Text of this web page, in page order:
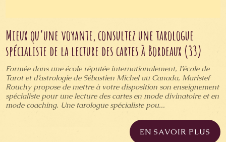
Mieux qu’une voyante, consultez une tarologue
spécialiste de la lecture des cartes à Bordeaux (33)
Formée dans une école réputée internationalement, l’école de
Tarot et d’astrologie de Sébastien Michel au Canada, Maristef
Rouchy propose de mettre à votre disposition son enseignement
spécialiste pour une lecture des cartes en mode divinatoire et en
mode coaching. Une tarologue spécialiste pou...
EN SAVOIR PLUS